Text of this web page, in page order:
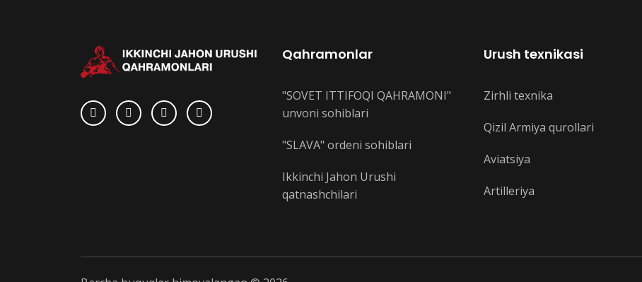
Qahramonlar
"SOVET ITTIFOQI QAHRAMONI"
unvoni sohiblari
"SLAVA" ordeni sohiblari
Ikkinchi Jahon Urushi
qatnashchilari
Urush texnikasi
Zirhli texnika
Qizil Armiya qurollari
Aviatsiya
Artilleriya